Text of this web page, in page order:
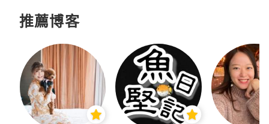
推薦博客